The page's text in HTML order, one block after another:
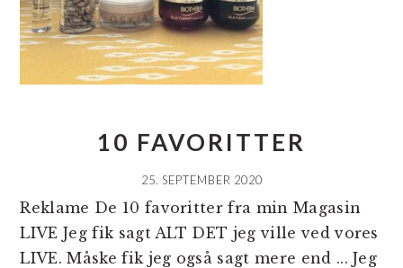
10 FAVORITTER
25. SEPTEMBER 2020
Reklame De 10 favoritter fra min Magasin
LIVE Jeg fik sagt ALT DET jeg ville ved vores
LIVE. Måske fik jeg også sagt mere end ... Jeg